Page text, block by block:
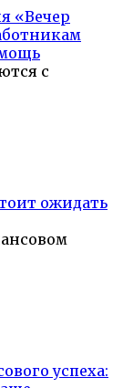
«Вечер
с
ожидать
успеха: